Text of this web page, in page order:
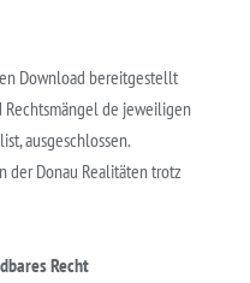
Download bereitgestellt
de jeweiligen
ausgeschlossen.
der Donau Realitäten trotz
Recht